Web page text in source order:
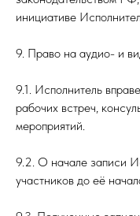
инициативе
9. Право на аудио- и
9.1. Исполнитель
рабочих встреч,
мероприятий.
9.2. О начале записи
участников до её